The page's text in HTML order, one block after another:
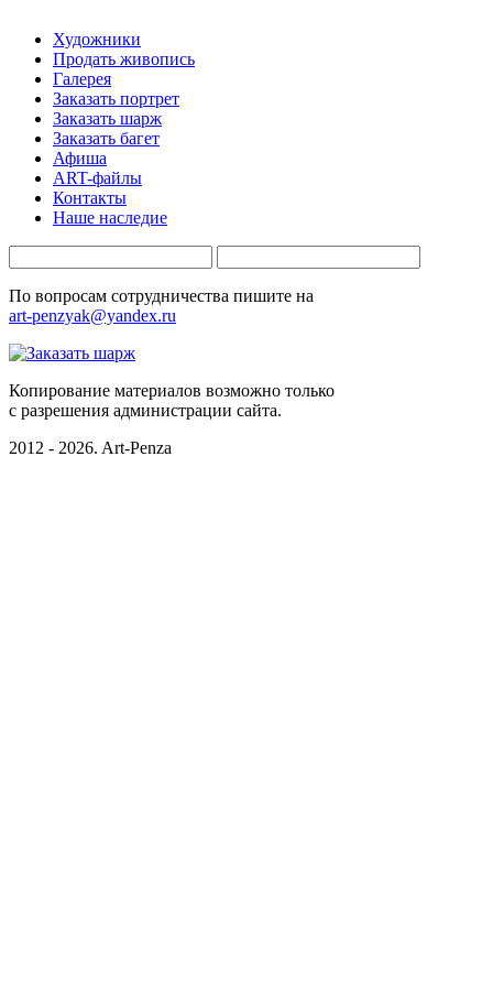
Художники
Продать живопись
Галерея
Заказать портрет
Заказать шарж
Заказать багет
Афиша
ART-файлы
Контакты
Наше наследие
По вопросам сотрудничества пишите на
art-penzyak@yandex.ru
Копирование материалов возможно только
c разрешения администрации сайта.
2012 - 2026. Art-Penza